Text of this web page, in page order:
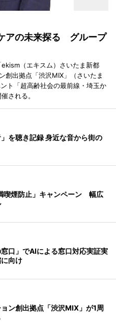
アの未来探る グループ
（エキスム）さいたま新都
創出拠点「渋沢MIX」（さいたま
ト「超高齢社会の最前線・埼玉か
される。
を聴き記録 身近な音から街の
喫煙防止」キャンペーン 幅広
口」でAIによる窓口対応実証実
向け
ン創出拠点「渋沢MIX」が1周